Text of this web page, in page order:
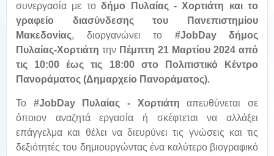
συνεργασία με τοδήμο Πυλαίας - Χορτιάτη και το
γραφείο διασύνδεσης του Πανεπιστημίου
Μακεδονίας, διοργανώνει το #JobDay δήμος
Πυλαίας-Χορτιάτη την Πέμπτη 21 Μαρτίου 2024 από
τις 10:00 έως τις 18:00 στο Πολιτιστικό Κέντρο
Πανοράματος (Δημαρχείο Πανοράματος).
Το #JobDay Πυλαίας - Χορτιάτηαπευθύνεται σε
όποιον αναζητά εργασία ή σκέφτεται να αλλάξει
επάγγελμα και θέλει να διευρύνει τις γνώσεις και τις
δεξιότητές του δημιουργώντας ένα καλύτερο βιογραφικό